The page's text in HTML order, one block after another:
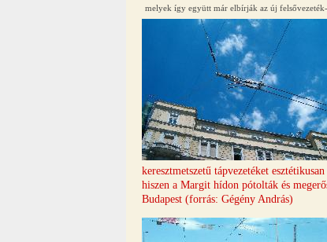
melyek így együtt már elbírják az új
keresztmetszetű tápvezetéket
hiszen a Margit hídon pótolták és
Budapest (forrás: Gégény András)